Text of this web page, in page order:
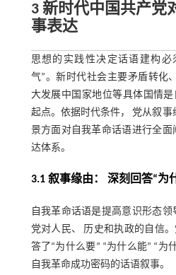
3 新时代中国共产党
事表达
思想的实践性决定话语建构
气”。新时代社会主要矛盾转化
大发展中国家地位等具体国情
起点。依据时代条件， 党从叙事
景方面对自我革命话语进行全面
达体系。
3.1 叙事缘由： 深刻回答“为
自我革命话语是提高意识形态
党对人民、 历史和执政的自信
答了“为什么要” “为什么能” “为
自我革命成功密码的话语叙事。